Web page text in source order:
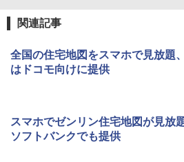
関連記事
全国の住宅地図をスマホで見放題
はドコモ向けに提供
スマホでゼンリン住宅地図が見放
ソフトバンクでも提供